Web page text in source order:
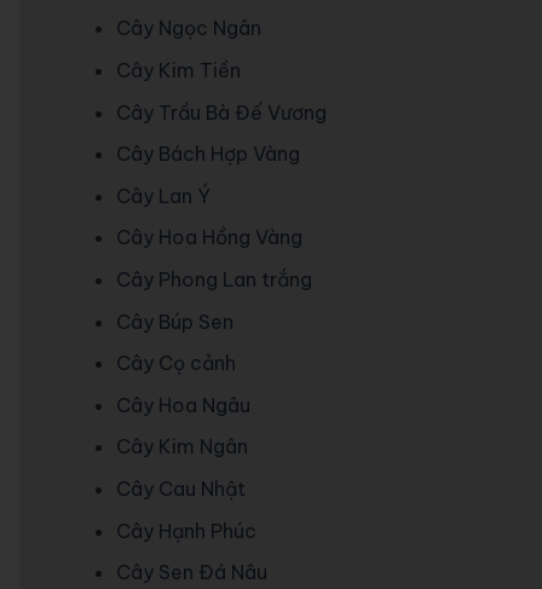
Cây Ngọc Ngân
Cây Kim Tiền
Cây Trầu Bà Đế Vương
Cây Bách Hợp Vàng
Cây Lan Ý
Cây Hoa Hồng Vàng
Cây Phong Lan trắng
Cây Búp Sen
Cây Cọ cảnh
Cây Hoa Ngâu
Cây Kim Ngân
Cây Cau Nhật
Cây Hạnh Phúc
Cây Sen Đá Nâu